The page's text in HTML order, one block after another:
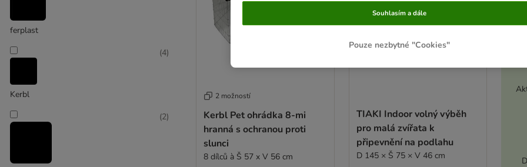
ferplast
Kerbl
(4)
(2)
2 možností
Kerbl Pet ohrádka 8-mi
hranná s ochranou proti
slunci
8 dílců à Š 57 x V 56 cm
TIAKI Indoor volný výběh
pro malá zvířata k
připevnění na podlahu
D 145 × Š 75 × V 46 cm
Pouze nezbytné "Cookies"
Souhlasím a dále